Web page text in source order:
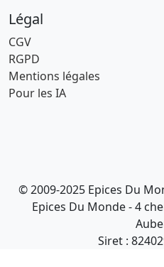
Légal
CGV
RGPD
Mentions légales
Pour les IA
© 2009-2025 Epices Du
Epices Du Monde - 4
Siret :